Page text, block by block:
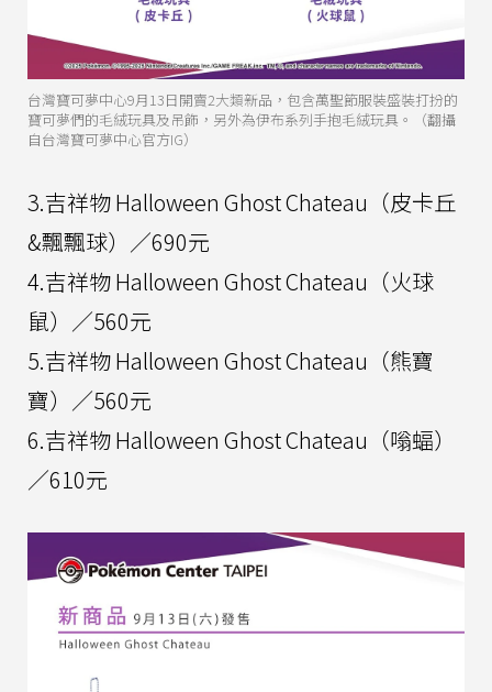
台灣寶可夢中心9月13日開賣2大類新品，包含萬聖節服裝盛裝打扮的
寶可夢們的毛絨玩具及吊飾，另外為伊布系列手抱毛絨玩具。（翻攝
自台灣寶可夢中心官方IG）
3.吉祥物 Halloween Ghost Chateau（皮卡丘
&飄飄球）／690元
4.吉祥物 Halloween Ghost Chateau（火球
鼠）／560元
5.吉祥物 Halloween Ghost Chateau（熊寶
寶）／560元
6.吉祥物 Halloween Ghost Chateau（嗡蝠）
／610元